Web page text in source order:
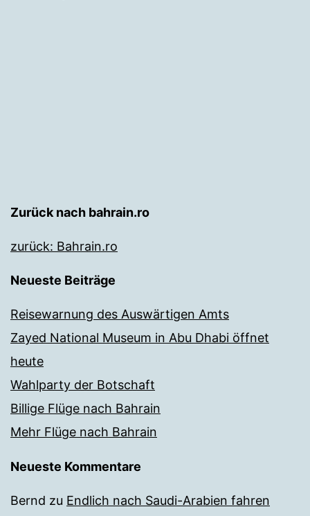
Zurück nach bahrain.ro
zurück: Bahrain.ro
Neueste Beiträge
Reisewarnung des Auswärtigen Amts
Zayed National Museum in Abu Dhabi öffnet
heute
Wahlparty der Botschaft
Billige Flüge nach Bahrain
Mehr Flüge nach Bahrain
Neueste Kommentare
Bernd zu Endlich nach Saudi-Arabien fahren